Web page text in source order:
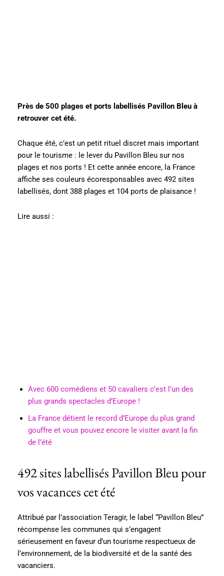
Près de 500 plages et ports labellisés Pavillon Bleu à
retrouver cet été.
Chaque été, c’est un petit rituel discret mais important
pour le tourisme : le lever du Pavillon Bleu sur nos
plages et nos ports ! Et cette année encore, la France
affiche ses couleurs écoresponsables avec 492 sites
labellisés, dont 388 plages et 104 ports de plaisance !
Lire aussi :
Avec 600 comédiens et 50 cavaliers c’est l’un des
plus grands spectacles d’Europe !
La France détient le record d’Europe du plus grand
gouffre et vous pouvez encore le visiter avant la fin
de l’été
492 sites labellisés Pavillon Bleu pour
vos vacances cet été
Attribué par l’association Teragir, le label “Pavillon Bleu”
récompense les communes qui s’engagent
sérieusement en faveur d’un tourisme respectueux de
l’environnement, de la biodiversité et de la santé des
vacanciers.